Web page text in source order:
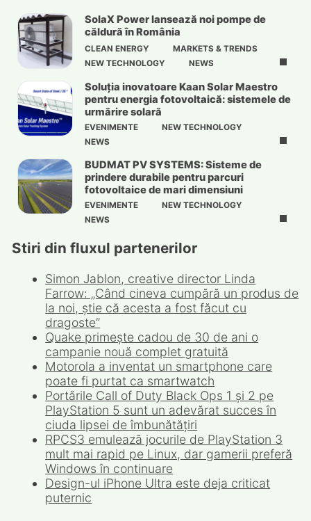
SolaX Power lansează noi pompe de
căldură în România
CLEAN ENERGY
MARKETS & TRENDS
NEW TECHNOLOGY
NEWS
Soluția inovatoare Kaan Solar Maestro
pentru energia fotovoltaică: sistemele de
urmărire solară
EVENIMENTE
NEW TECHNOLOGY
NEWS
BUDMAT PV SYSTEMS: Sisteme de
prindere durabile pentru parcuri
fotovoltaice de mari dimensiuni
EVENIMENTE
NEW TECHNOLOGY
NEWS
Stiri din fluxul partenerilor
Simon Jablon, creative director Linda
Farrow: „Când cineva cumpără un produs de
la noi, știe că acesta a fost făcut cu
dragoste”
Quake primește cadou de 30 de ani o
campanie nouă complet gratuită
Motorola a inventat un smartphone care
poate fi purtat ca smartwatch
Portările Call of Duty Black Ops 1 și 2 pe
PlayStation 5 sunt un adevărat succes în
ciuda lipsei de îmbunătățiri
RPCS3 emulează jocurile de PlayStation 3
mult mai rapid pe Linux, dar gamerii preferă
Windows în continuare
Design-ul iPhone Ultra este deja criticat
puternic